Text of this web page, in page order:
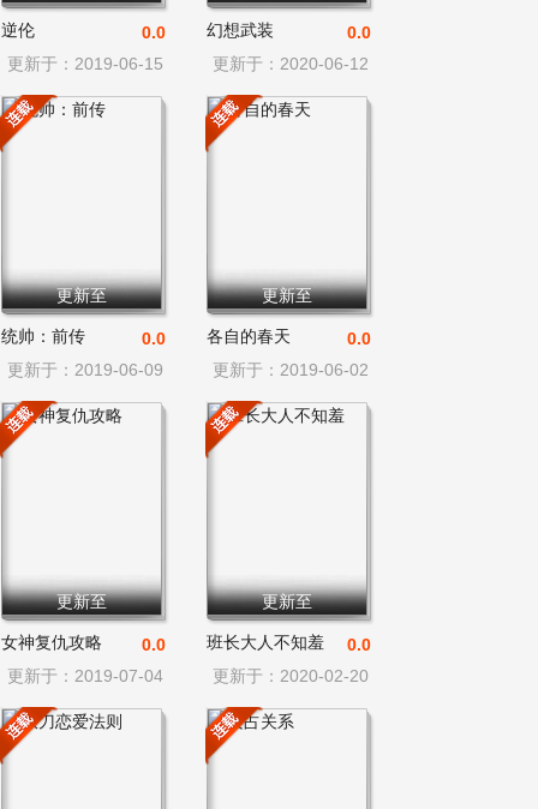
逆伦
更新于：2019-06-15
0.0
幻想武装
更新于：2020-06-12
0.0
更新至
统帅：前传
更新于：2019-06-09
0.0
更新至
各自的春天
更新于：2019-06-02
0.0
更新至
女神复仇攻略
更新于：2019-07-04
0.0
更新至
班长大人不知羞
更新于：2020-02-20
0.0